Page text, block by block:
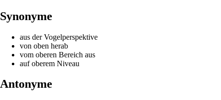
Synonyme
aus der Vogelperspektive
von oben herab
vom oberen Bereich aus
auf oberem Niveau
Antonyme